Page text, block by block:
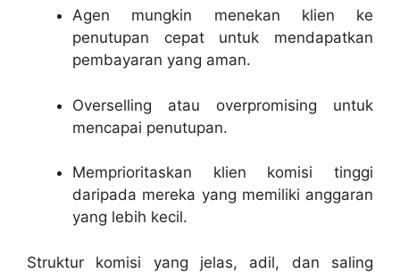
Agen mungkin menekan klien ke
penutupan cepat untuk mendapatkan
pembayaran yang aman.
Overselling atau overpromising untuk
mencapai penutupan.
Memprioritaskan klien komisi tinggi
daripada mereka yang memiliki anggaran
yang lebih kecil.
Struktur komisi yang jelas, adil, dan saling